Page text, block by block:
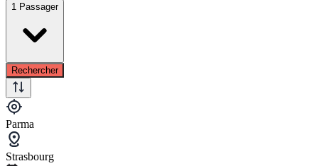
1 Passager
Rechercher
Parma
Strasbourg